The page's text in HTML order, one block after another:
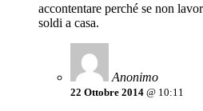
accontentare perché se non
soldi a casa.
Anonimo
22 Ottobre 2014 @ 10:11